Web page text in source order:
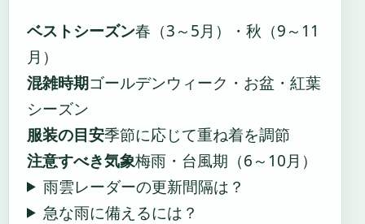
ベストシーズン春（3～5月）・秋（9～11
月）
混雑時期ゴールデンウィーク・お盆・紅葉
シーズン
服装の目安季節に応じて重ね着を調節
注意すべき気象梅雨・台風期（6～10月）
雨雲レーダーの更新間隔は？
急な雨に備えるには？